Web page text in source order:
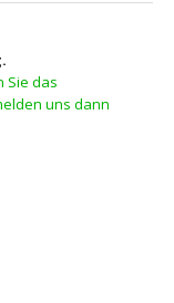
Sie das
uns dann